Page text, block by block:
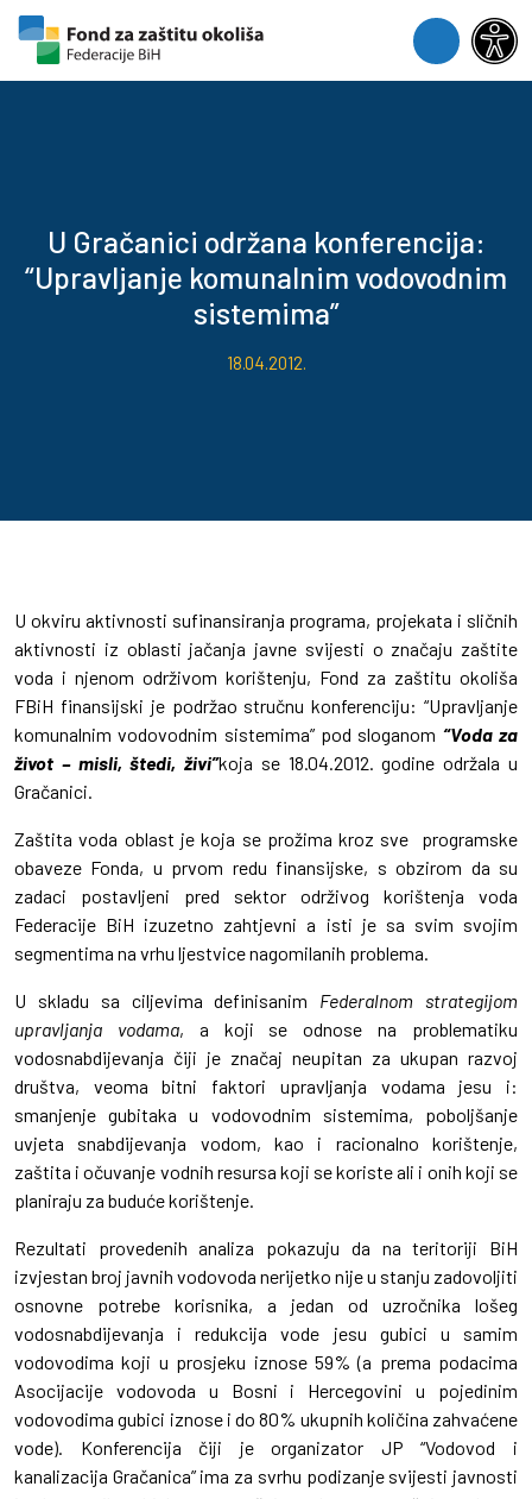
Skip to content
Skip to footer
Menu
U Gračanici održana konferencija:
“Upravljanje komunalnim vodovodnim
sistemima”
18.04.2012.
U okviru aktivnosti sufinansiranja programa, projekata i sličnih
aktivnosti iz oblasti jačanja javne svijesti o značaju zaštite
voda i njenom održivom korištenju, Fond za zaštitu okoliša
FBiH finansijski je podržao stručnu konferenciju: “Upravljanje
komunalnim vodovodnim sistemima” pod sloganom “Voda za
život – misli, štedi, živi”koja se 18.04.2012. godine održala u
Gračanici.
Zaštita voda oblast je koja se prožima kroz sve programske
obaveze Fonda, u prvom redu finansijske, s obzirom da su
zadaci postavljeni pred sektor održivog korištenja voda
Federacije BiH izuzetno zahtjevni a isti je sa svim svojim
segmentima na vrhu ljestvice nagomilanih problema.
U skladu sa ciljevima definisanim Federalnom strategijom
upravljanja vodama, a koji se odnose na problematiku
vodosnabdijevanja čiji je značaj neupitan za ukupan razvoj
društva, veoma bitni faktori upravljanja vodama jesu i:
smanjenje gubitaka u vodovodnim sistemima, poboljšanje
uvjeta snabdijevanja vodom, kao i racionalno korištenje,
zaštita i očuvanje vodnih resursa koji se koriste ali i onih koji se
planiraju za buduće korištenje.
Rezultati provedenih analiza pokazuju da na teritoriji BiH
izvjestan broj javnih vodovoda nerijetko nije u stanju zadovoljiti
osnovne potrebe korisnika, a jedan od uzročnika lošeg
vodosnabdijevanja i redukcija vode jesu gubici u samim
vodovodima koji u prosjeku iznose 59% (a prema podacima
Asocijacije vodovoda u Bosni i Hercegovini u pojedinim
vodovodima gubici iznose i do 80% ukupnih količina zahvaćene
vode). Konferencija čiji je organizator JP “Vodovod i
kanalizacija Gračanica” ima za svrhu podizanje svijesti javnosti